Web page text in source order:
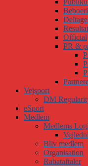
Official
PR &
Vejsport
DM
eSport
Medlem
Medlems
Bliv medlem
Organisation
Rabataftaler